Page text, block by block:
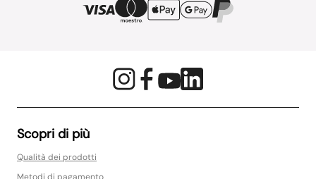
Scopri di più
Qualità dei prodotti